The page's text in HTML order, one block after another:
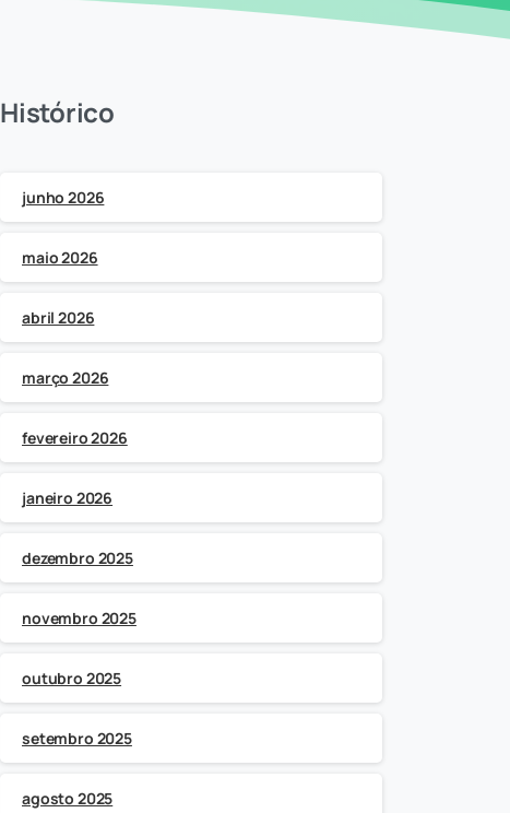
Histórico
junho 2026
maio 2026
abril 2026
março 2026
fevereiro 2026
janeiro 2026
dezembro 2025
novembro 2025
outubro 2025
setembro 2025
agosto 2025